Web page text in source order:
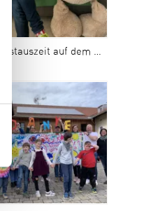
auf dem Kupferhof